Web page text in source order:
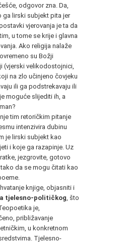
odgovor zna. Da,
ga lirski subjekt pita jer
vjerovanja je ta da
u tome se krije i glavna
Ako religija nalaže
su Božji
(vjerski velikodostojnici,
na zlo učinjeno čovjeku
ili ga podstrekavaju ili
moguće slijediti ih, a
tim retoričkim pitanje
intenzivira dubinu
je lirski subjekt kao
i koje ga razapinje. Uz
jezgrovite, gotovo
da se mogu čitati kao
knjige, objasniti i
tjelesno-političkog , što
je,
približavanje
u konkretnom
Tjelesno-